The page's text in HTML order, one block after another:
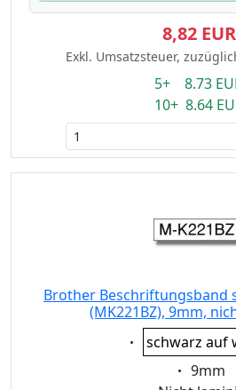
8,82 EUR
Exkl. Umsatzsteuer,
5+ 8.73
10+ 8.64
Brother Beschriftungsband
(MK221BZ), 9mm,
Eigenschaft:
schwarz auf
9mm